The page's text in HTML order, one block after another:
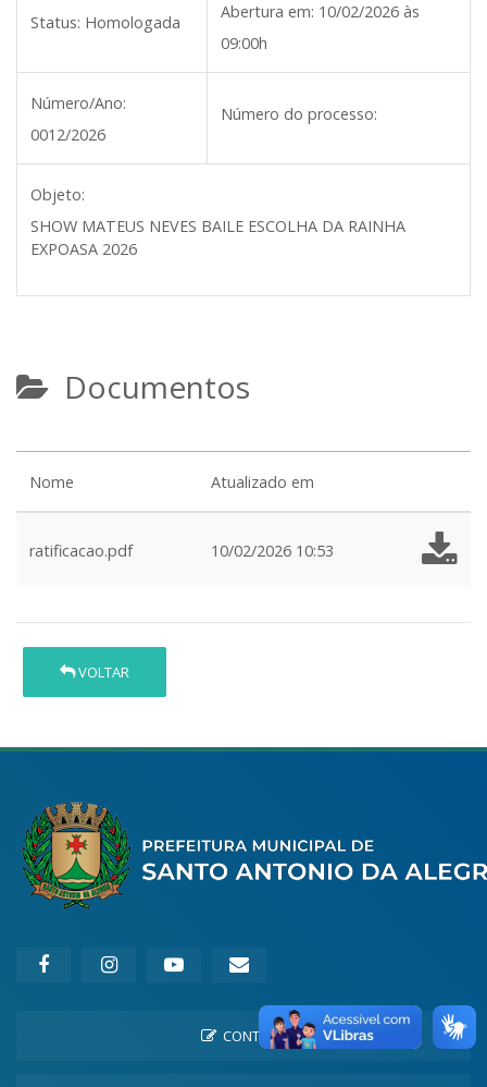
Status: Homologada
Abertura em: 10/02/2026 às
09:00h
Número/Ano:
0012/2026
Número do processo:
Objeto:
SHOW MATEUS NEVES BAILE ESCOLHA DA RAINHA
EXPOASA 2026
Documentos
Nome Atualizado em
ratificacao.pdf 10/02/2026 10:53
VOLTAR
CONTATO